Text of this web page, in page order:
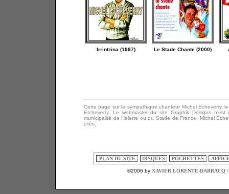
Irrintzina (1997) Le Stade Chante (2000)
Cettepage sur le sympathique chanteur Michel Echeverry,
Etcheverry. Le webmaster du site Graphik Designs
municipalité de Helette ou du Stade de France. Michel
cités.
PLAN DU SITE DISQUES POCHETTES
©2006 by XAVIER LORENTE-DARRACQ